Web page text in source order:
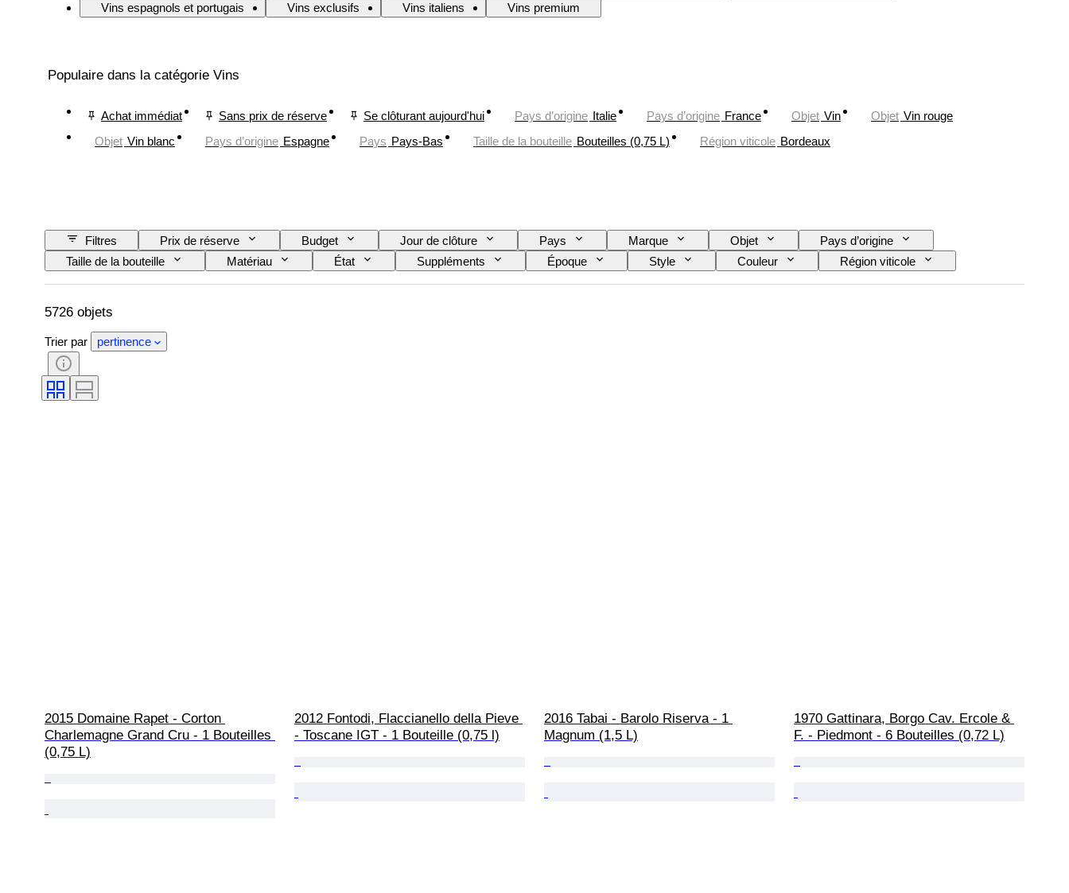
Vins espagnols et portugais
Vins exclusifs Vins italiens Vins premium
Populaire dans la catégorie Vins
Achat immédiat Sans prix de réserve Se clôturant aujourd'hui Pays d’origine Italie Pays d’origine France Objet Vin Objet Vin rouge
Objet Vin blanc Pays d’origine Espagne Pays Pays-Bas Taille de la bouteille Bouteilles (0,75 L) Région viticole Bordeaux
Filtres Prix de réserve Budget Jour de clôture Pays Marque Objet
Pays d’origine
Taille de la bouteille
Matériau État Suppléments Époque Style Couleur
Région viticole
Appellation du vin / Classification
Niveau de la Bouteille Classement des vins Cépages Époque
5726 objets
Trier par pertinence
2015 Domaine Rapet - Corton
Charlemagne Grand Cru - 1 Bouteilles
(0,75 L)
2012 Fontodi, Flaccianello della Pieve
- Toscane IGT - 1 Bouteille (0,75 l)
2016 Tabai - Barolo Riserva - 1
Magnum (1,5 L)
1970 Gattinara, Borgo Cav. Ercole &
F. - Piedmont - 6 Bouteilles (0,72 L)